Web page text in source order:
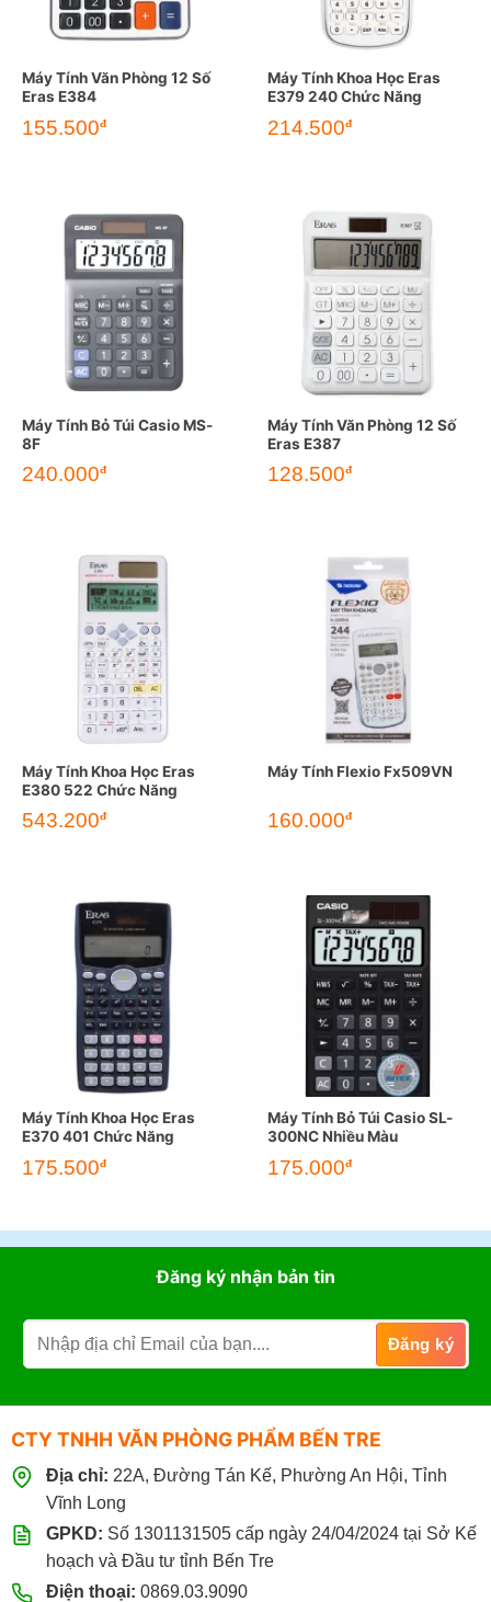
Máy Tính Văn Phòng 12 Số
Eras E384
155.500đ
Máy Tính Khoa Học Eras
E379 240 Chức Năng
214.500đ
Máy Tính Bỏ Túi Casio MS-
8F
240.000đ
Máy Tính Văn Phòng 12 Số
Eras E387
128.500đ
Máy Tính Khoa Học Eras
E380 522 Chức Năng
543.200đ
Máy Tính Flexio Fx509VN
160.000đ
Máy Tính Khoa Học Eras
E370 401 Chức Năng
175.500đ
Máy Tính Bỏ Túi Casio SL-
300NC Nhiều Màu
175.000đ
Đăng ký nhận bản tin
CTY TNHH VĂN PHÒNG PHẨM BẾN TRE
Địa chỉ: 22A, Đường Tán Kế, Phường An Hội, Tỉnh
Vĩnh Long
GPKD: Số 1301131505 cấp ngày 24/04/2024 tại Sở Kế
hoạch và Đầu tư tỉnh Bến Tre
Điện thoại: 0869.03.9090